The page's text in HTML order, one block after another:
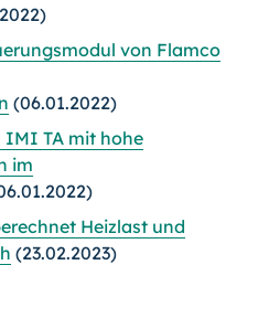
von Flamco
(06.01.2022)
IMI TA mit hohe
im
Heizlast und
(23.02.2023)